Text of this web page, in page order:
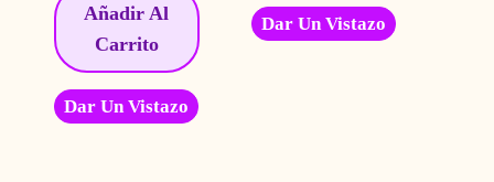
Añadir Al
Carrito
Dar Un Vistazo
Dar Un Vistazo